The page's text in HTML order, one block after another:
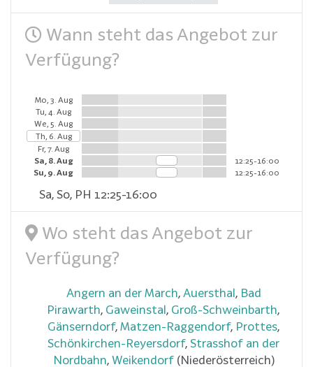
Wann steht das Angebot zur
Verfügung?
Mo, 3. Aug
Tu, 4. Aug
We, 5. Aug
Th, 6. Aug
Fr, 7. Aug
Sa, 8. Aug
12:25-16:00
Su, 9. Aug
12:25-16:00
Sa, So, PH 12:25-16:00
Wo steht das Angebot zur
Verfügung?
Angern an der March, Auersthal, Bad
Pirawarth, Gaweinstal, Groß-Schweinbarth,
Gänserndorf, Matzen-Raggendorf, Prottes,
Schönkirchen-Reyersdorf, Strasshof an der
Nordbahn, Weikendorf(Niederösterreich)